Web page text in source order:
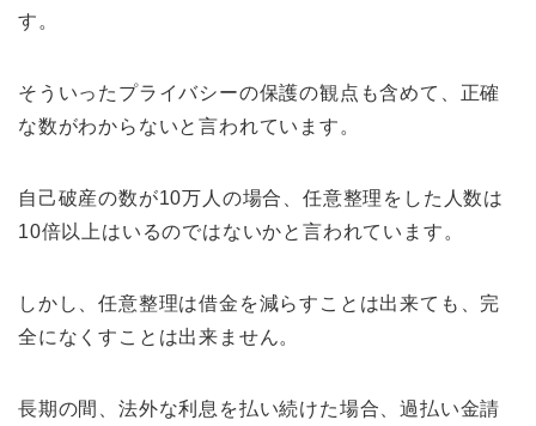
す。
そういったプライバシーの保護の観点も含めて、正確
な数がわからないと言われています。
自己破産の数が10万人の場合、任意整理をした人数は
10倍以上はいるのではないかと言われています。
しかし、任意整理は借金を減らすことは出来ても、完
全になくすことは出来ません。
長期の間、法外な利息を払い続けた場合、過払い金請